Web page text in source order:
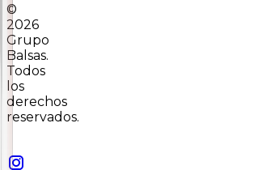
©
2026
Grupo
Balsas.
Todos
los
derechos
reservados.